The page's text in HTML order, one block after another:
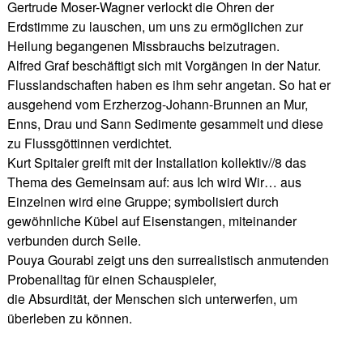
Gertrude Moser-Wagner verlockt die Ohren der
Erdstimme zu lauschen, um uns zu ermöglichen zur
Heilung begangenen Missbrauchs beizutragen.
Alfred Graf beschäftigt sich mit Vorgängen in der Natur.
Flusslandschaften haben es ihm sehr angetan. So hat er
ausgehend vom Erzherzog-Johann-Brunnen an Mur,
Enns, Drau und Sann Sedimente gesammelt und diese
zu Flussgöttinnen verdichtet.
Kurt Spitaler greift mit der Installation kollektiv//8 das
Thema des Gemeinsam auf: aus Ich wird Wir… aus
Einzelnen wird eine Gruppe; symbolisiert durch
gewöhnliche Kübel auf Eisenstangen, miteinander
verbunden durch Seile.
Pouya Gourabi zeigt uns den surrealistisch anmutenden
Probenalltag für einen Schauspieler,
die Absurdität, der Menschen sich unterwerfen, um
überleben zu können.